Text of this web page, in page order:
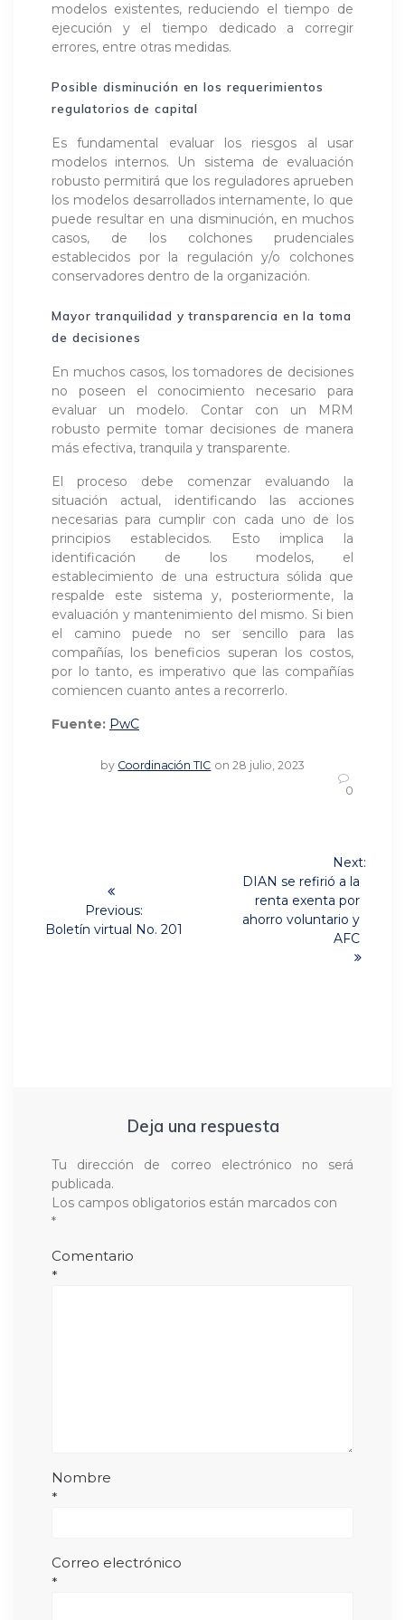
modelos existentes, reduciendo el tiempo de
ejecución y el tiempo dedicado a corregir
errores, entre otras medidas.
Posible disminución en los requerimientos
regulatorios de capital
Es fundamental evaluar los riesgos al usar
modelos internos. Un sistema de evaluación
robusto permitirá que los reguladores aprueben
los modelos desarrollados internamente, lo que
puede resultar en una disminución, en muchos
casos, de los colchones prudenciales
establecidos por la regulación y/o colchones
conservadores dentro de la organización.
Mayor tranquilidad y transparencia en la toma
de decisiones
En muchos casos, los tomadores de decisiones
no poseen el conocimiento necesario para
evaluar un modelo. Contar con un MRM
robusto permite tomar decisiones de manera
más efectiva, tranquila y transparente.
El proceso debe comenzar evaluando la
situación actual, identificando las acciones
necesarias para cumplir con cada uno de los
principios establecidos. Esto implica la
identificación de los modelos, el
establecimiento de una estructura sólida que
respalde este sistema y, posteriormente, la
evaluación y mantenimiento del mismo. Si bien
el camino puede no ser sencillo para las
compañías, los beneficios superan los costos,
por lo tanto, es imperativo que las compañías
comiencen cuanto antes a recorrerlo.
Fuente: PwC
by Coordinación TIC on 28 julio, 2023
0
entradas
Previous:
Previous
Boletín virtual No. 201
Next:
NextDIAN se refirió a la
renta exenta por
ahorro voluntario y
AFC
Deja una respuesta
Tu dirección de correo electrónico no será
publicada.
Los campos obligatorios están marcados con
*
Comentario
*
Nombre
*
Correo electrónico
*